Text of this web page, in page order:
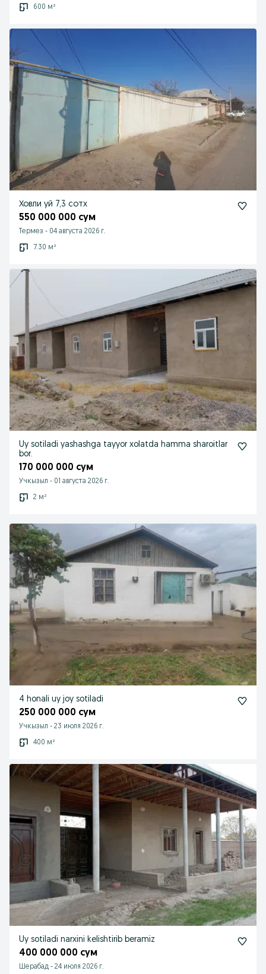
600 м²
Ховли уй 7,3 сотх
550 000 000 сум
Термез - 04 августа 2026 г.
7.30 м²
Uy sotiladi yashashga tayyor xolatda hamma sharoitlar
bor.
170 000 000 сум
Учкызыл - 01 августа 2026 г.
2 м²
4 honali uy joy sotiladi
250 000 000 сум
Учкызыл - 23 июля 2026 г.
400 м²
Uy sotiladi narxini kelishtirib beramiz
400 000 000 сум
Шерабад - 24 июля 2026 г.